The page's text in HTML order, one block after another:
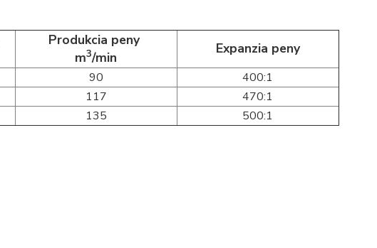
Produkcia peny
m3/min
Expanzia peny
90
400:1
117
470:1
135 500:1